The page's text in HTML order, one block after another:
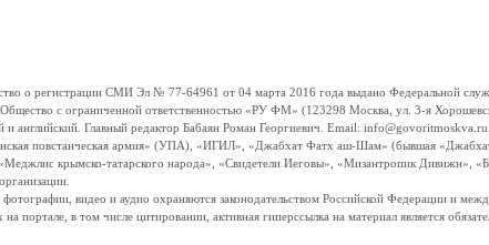
о регистрации СМИ Эл № 77-64961 от 04 марта 2016 года выдано Федеральной
с ограниченной ответственностью «РУ ФМ» (123298 Москва, ул. 3-я
английский. Главный редактор Бабаян Роман Георгиевич. Email:
повстанческая армия» (УПА), «ИГИЛ», «Джабхат Фатх аш-Шам» (бывшая
крымско-татарского народа», «Свидетели Иеговы», «Мизантропик Дивижн»,
видео и аудио охраняются законодательством Российской Федерации и
в том числе цитировании, активная гиперссылка на материал является